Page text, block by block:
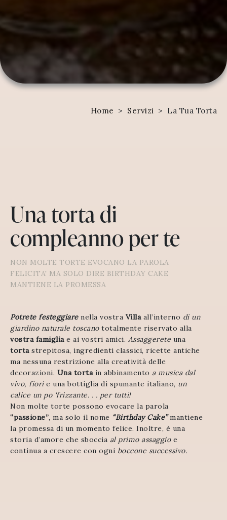
Home > Servizi > La Tua Torta
Una torta di
compleanno per te
NON MOLTE TORTE EVOCANO LA PAROLA
FELICITA' MA SOLO DIRE BIRTHDAY CAKE
MANTIENE LA PROMESSA
Potrete festeggiarenella vostra Villaall’interno di un
giardino naturale toscanototalmente riservato alla
vostra famigliae ai vostri amici. Assaggerete una
tortastrepitosa, ingredienti classici, ricette antiche
ma nessuna restrizione alla creatività delle
decorazioni. Una tortain abbinamento a musica dal
vivo, fiorie una bottiglia di spumante italiano, un
calice un po ‘frizzante. . . per tutti!
Non molte torte possono evocare la parola
“passione”, ma solo il nome “Birthday Cake”mantiene
la promessa di un momento felice. Inoltre, è una
storia d’amore che sboccia al primo assaggioe
continua a crescere con ogni boccone successivo.